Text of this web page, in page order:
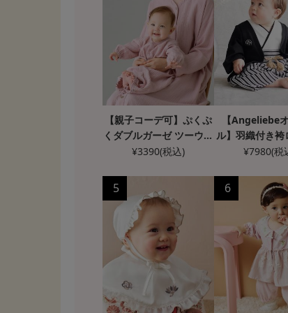
【親子コーデ可】ぷくぷ
くダブルガーゼ ツーウェ
イオール（2wayオー
¥3390(税込)
【Angeliebe
ル】羽織付き袴
ス 男の
¥7980(税
5 6